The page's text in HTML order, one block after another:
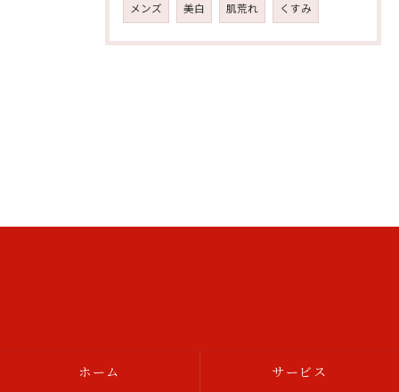
メンズ 美白 肌荒れ くすみ
ホーム サービス